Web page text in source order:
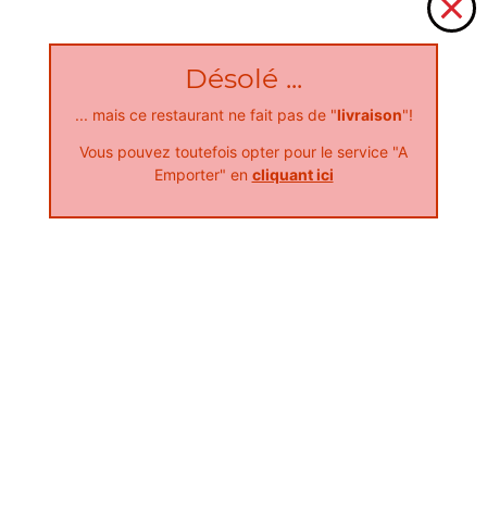
Nos Salades
salade poulet, salade thon
+
Désolé ...
... mais ce restaurant ne fait pas de "livraison"!
Vous pouvez toutefois opter pour le service "A
Emporter" en cliquant ici